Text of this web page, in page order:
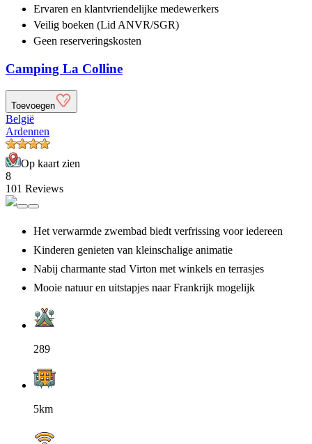
Ervaren en klantvriendelijke medewerkers
Veilig boeken (Lid ANVR/SGR)
Geen reserveringskosten
Camping La Colline
Toevoegen
België
Ardennen
Op kaart zien
8
101 Reviews
Het verwarmde zwembad biedt verfrissing voor iedereen
Kinderen genieten van kleinschalige animatie
Nabij charmante stad Virton met winkels en terrasjes
Mooie natuur en uitstapjes naar Frankrijk mogelijk
289
5km